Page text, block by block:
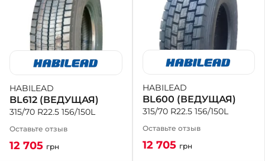
HABILEAD
BL612 (ВЕДУЩАЯ)
315/70 R22.5 156/150L
Оставьте отзыв
12 705 грн
HABILEAD
BL600 (ВЕДУЩАЯ)
315/70 R22.5 156/150L
Оставьте отзыв
12 705 грн